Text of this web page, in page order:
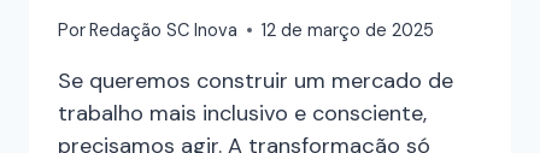
PorRedação SC Inova 12 de março de 2025
Se queremos construir um mercado de
trabalho mais inclusivo e consciente,
precisamos agir. A transformação só